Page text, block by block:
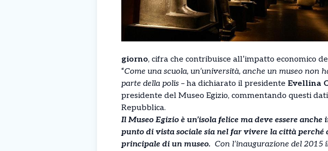
giorno, cifra che contribuisce all’impatto economico
“Come una scuola, un’università, anche un museo non
parte della polis – ha dichiarato il presidente Evellina
presidente del Museo Egizio, commentando questi
Repubblica.
Il Museo Egizio è un’isola felice ma deve essere
punto di vista sociale sia nel far vivere la città perché
principale di un museo. Con l’inaugurazione del 2015